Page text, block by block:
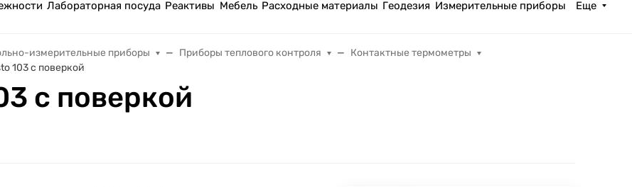
Лабораторная посуда Реактивы Мебель Расходные материалы Геодезия Измерительные приборы Еще
измерительные приборы Приборы теплового контроля
Контактные термометры
103 с поверкой
с поверкой